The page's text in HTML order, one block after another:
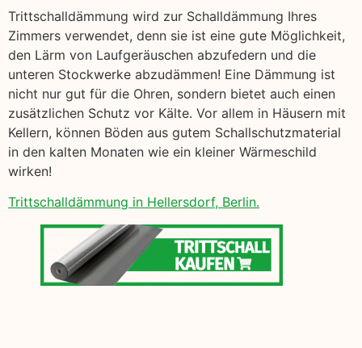
Trittschalldämmung wird zur Schalldämmung Ihres
Zimmers verwendet, denn sie ist eine gute Möglichkeit,
den Lärm von Laufgeräuschen abzufedern und die
unteren Stockwerke abzudämmen! Eine Dämmung ist
nicht nur gut für die Ohren, sondern bietet auch einen
zusätzlichen Schutz vor Kälte. Vor allem in Häusern mit
Kellern, können Böden aus gutem Schallschutzmaterial
in den kalten Monaten wie ein kleiner Wärmeschild
wirken!
Trittschalldämmung in Hellersdorf, Berlin.